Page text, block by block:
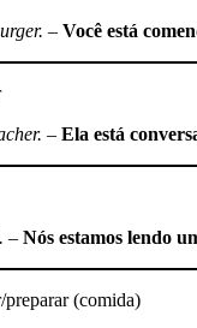
– Você está
– Ela está
– Nós estamos lendo
(comida)